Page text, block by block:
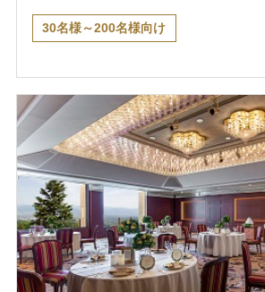
30名様～200名様向け